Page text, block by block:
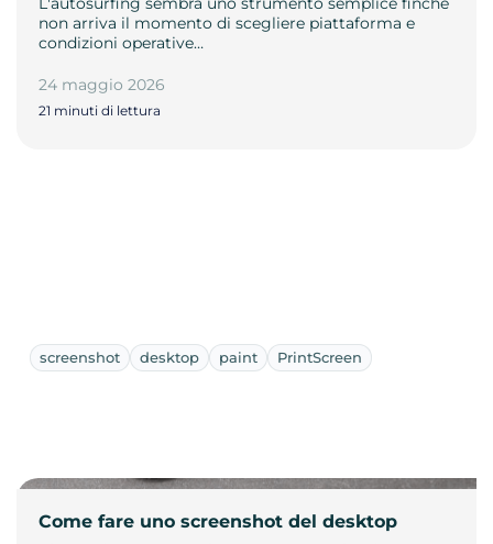
non arriva il momento di scegliere piattaforma e
condizioni operative…
24 maggio 2026
21 minuti di lettura
screenshot desktop paint PrintScreen
Come fare uno screenshot del desktop